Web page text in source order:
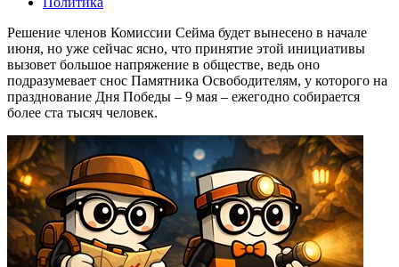
Решение членов Комиссии Сейма будет вынесено в начале
июня, но уже сейчас ясно, что принятие этой инициативы
вызовет большое напряжение в обществе, ведь оно
подразумевает снос Памятника Освободителям, у которого на
празднование Дня Победы – 9 мая – ежегодно собирается
более ста тысяч человек.